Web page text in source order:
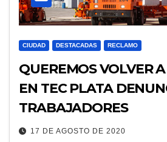
CIUDAD DESTACADAS RECLAMO
QUEREMOS VOLVER
EN TEC PLATA
TRABAJADORES
17 DE AGOSTO DE 2020